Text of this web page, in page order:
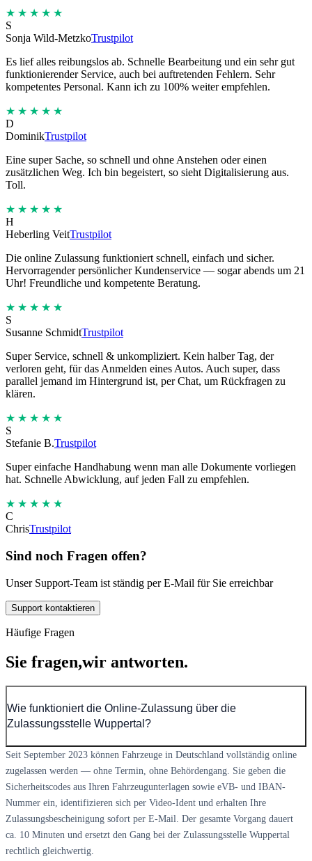
★★★★★
S
Sonja Wild-MetzkoTrustpilot
Es lief alles reibungslos ab. Schnelle Bearbeitung und ein sehr gut
funktionierender Service, auch bei auftretenden Fehlern. Sehr
kompetentes Personal. Kann ich zu 100% weiter empfehlen.
★★★★★
D
DominikTrustpilot
Eine super Sache, so schnell und ohne Anstehen oder einen
zusätzlichen Weg. Ich bin begeistert, so sieht Digitalisierung aus.
Toll.
★★★★★
H
Heberling VeitTrustpilot
Die online Zulassung funktioniert schnell, einfach und sicher.
Hervorragender persönlicher Kundenservice — sogar abends um 21
Uhr! Freundliche und kompetente Beratung.
★★★★★
S
Susanne SchmidtTrustpilot
Super Service, schnell & unkompliziert. Kein halber Tag, der
verloren geht, für das Anmelden eines Autos. Auch super, dass
parallel jemand im Hintergrund ist, per Chat, um Rückfragen zu
klären.
★★★★★
S
Stefanie B.Trustpilot
Super einfache Handhabung wenn man alle Dokumente vorliegen
hat. Schnelle Abwicklung, auf jeden Fall zu empfehlen.
★★★★★
C
ChrisTrustpilot
Sind noch Fragen offen?
Unser Support-Team ist ständig per E-Mail für Sie erreichbar
Support kontaktieren
Häufige Fragen
Sie fragen,wir antworten.
Wie funktioniert die Online-Zulassung über die
Zulassungsstelle Wuppertal?
Seit September 2023 können Fahrzeuge in Deutschland vollständig online
zugelassen werden — ohne Termin, ohne Behördengang. Sie geben die
Sicherheitscodes aus Ihren Fahrzeugunterlagen sowie eVB- und IBAN-
Nummer ein, identifizieren sich per Video-Ident und erhalten Ihre
Zulassungsbescheinigung sofort per E-Mail. Der gesamte Vorgang dauert
ca. 10 Minuten und ersetzt den Gang bei der Zulassungsstelle Wuppertal
rechtlich gleichwertig.